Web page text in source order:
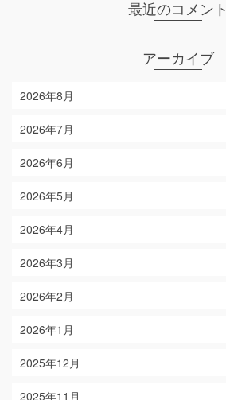
最近のコメント
アーカイブ
2026年8月
2026年7月
2026年6月
2026年5月
2026年4月
2026年3月
2026年2月
2026年1月
2025年12月
2025年11月